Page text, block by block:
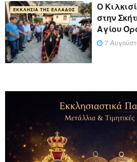
ΕΚΚΛΗΣΊΑ ΤΗΣ ΕΛΛΆΔΟΣ
Ο
στην
Αγίου
7